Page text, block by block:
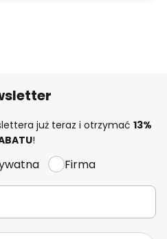
już teraz i otrzymać 13%
!
Firma